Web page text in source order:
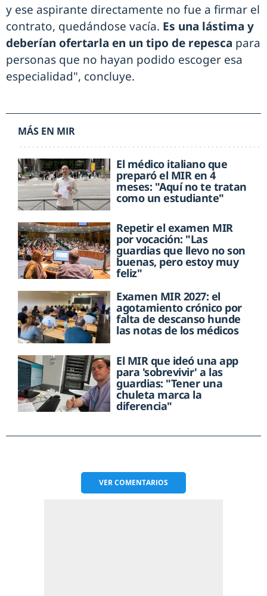
y ese aspirante directamente no fue a firmar el
contrato, quedándose vacía. Es una lástima y
deberían ofertarla en un tipo de repesca para
personas que no hayan podido escoger esa
especialidad", concluye.
MÁS EN MIR
El médico italiano que
preparó el MIR en 4
meses: "Aquí no te tratan
como un estudiante"
Repetir el examen MIR
por vocación: "Las
guardias que llevo no son
buenas, pero estoy muy
feliz"
Examen MIR 2027: el
agotamiento crónico por
falta de descanso hunde
las notas de los médicos
El MIR que ideó una app
para 'sobrevivir' a las
guardias: "Tener una
chuleta marca la
diferencia"
VERCOMENTARIOS